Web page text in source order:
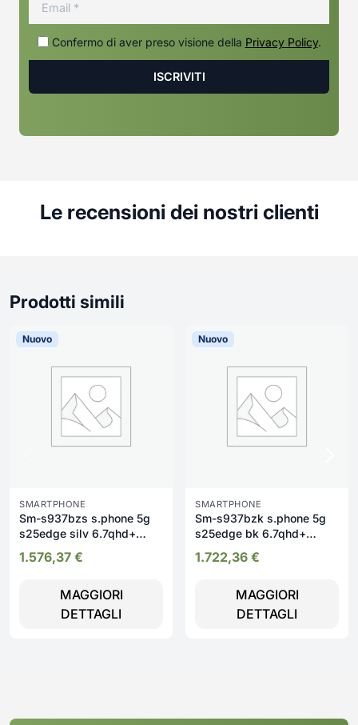
Confermo di aver preso visione della Privacy Policy.
Le recensioni dei nostri clienti
Prodotti simili
Nuovo
SMARTPHONE
Sm-s937bzs s.phone 5g
s25edge silv 6.7qhd+
1.576,37 €
MAGGIORI
DETTAGLI
Nuovo
SMARTPHONE
Sm-s937bzk s.phone 5g
s25edge bk 6.7qhd+
1.722,36 €
MAGGIORI
DETTAGLI